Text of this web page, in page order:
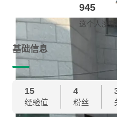
945
这个人没有
基础信息
15
经验值
4
粉丝